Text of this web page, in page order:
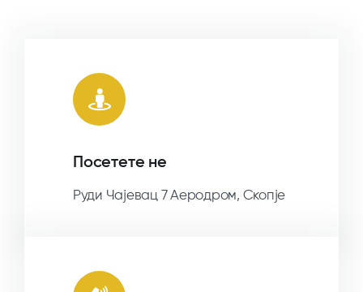
Посетете не
Руди Чајевац 7 Аеродром, Скопје